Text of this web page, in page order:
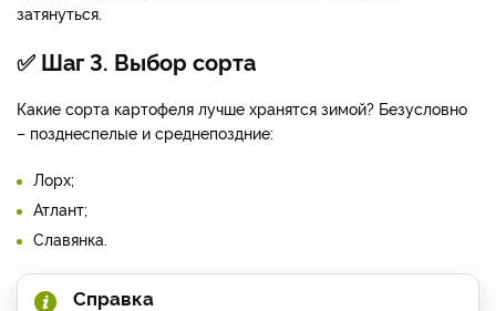
затянуться.
✅ Шаг 3. Выбор сорта
Какие сорта картофеля лучше хранятся зимой? Безусловно
– позднеспелые и среднепоздние:
Лорх;
Атлант;
Славянка.
Справка